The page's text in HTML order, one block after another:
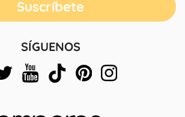
SÍGUENOS